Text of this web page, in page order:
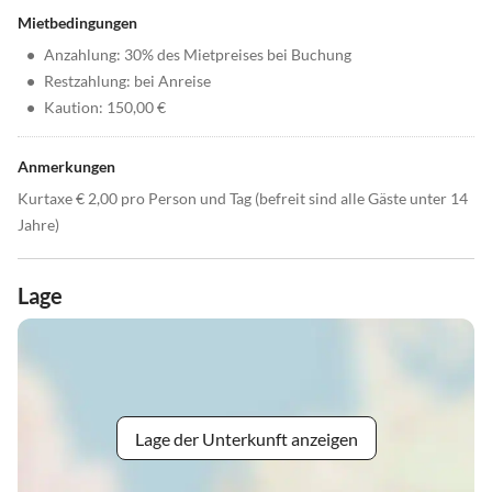
Mietbedingungen
• Anzahlung: 30% des Mietpreises bei Buchung
• Restzahlung: bei Anreise
• Kaution: 150,00 €
Anmerkungen
Kurtaxe € 2,00 pro Person und Tag (befreit sind alle Gäste unter 14
Jahre)
Lage
Lage der Unterkunft anzeigen